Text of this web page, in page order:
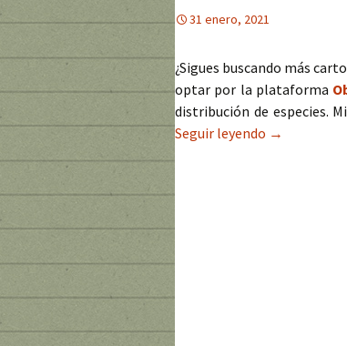
31 enero, 2021
¿Sigues buscando más
optar por la plataforma
distribución de especies.
Seguir leyendo →